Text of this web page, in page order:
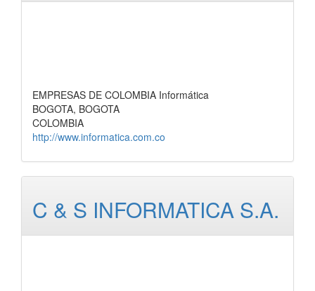
EMPRESAS DE COLOMBIA Informática
BOGOTA, BOGOTA
COLOMBIA
http://www.informatica.com.co
C & S INFORMATICA S.A.